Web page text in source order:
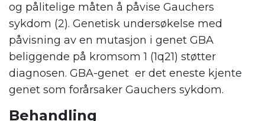
og pålitelige måten å påvise Gauchers
sykdom (2). Genetisk undersøkelse med
påvisning av en mutasjon i genet GBA
beliggende på kromsom 1 (1q21) støtter
diagnosen. GBA-genet er det eneste kjente
genet som forårsaker Gauchers sykdom.
Behandling